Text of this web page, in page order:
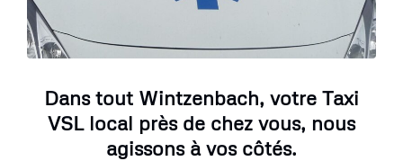
Dans tout Wintzenbach, votre Taxi
VSL local près de chez vous, nous
agissons à vos côtés.